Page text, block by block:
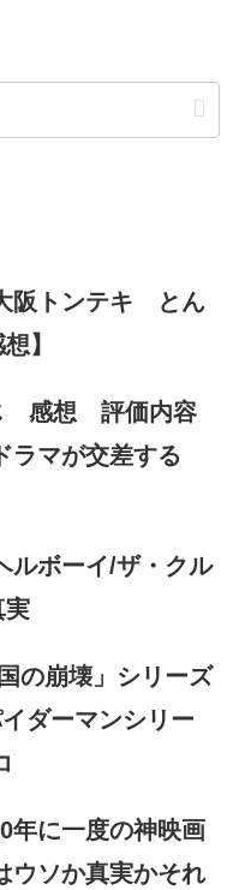
阪トンテキ とん
想】
感想 評価内容
ラマが交差する
ボーイ/ザ・クル
の崩壊」シリーズ
ダーマンシリー
に一度の神映画
ウソか真実かそれ